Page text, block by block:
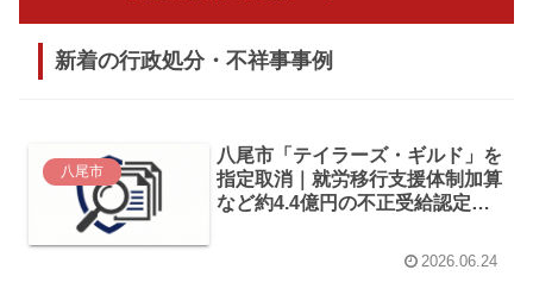
新着の行政処分・不祥事事例
八尾市
八尾市「テイラーズ・ギルド」を
指定取消｜就労移行支援体制加算
など約4.4億円の不正受給認定
2026.06.24